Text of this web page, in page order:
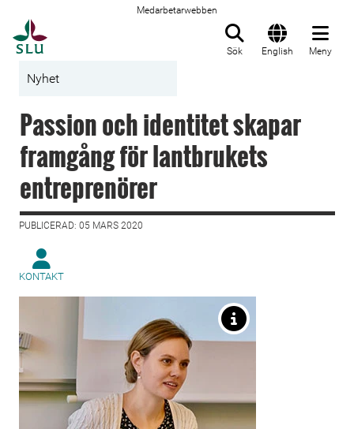
Medarbetarwebben
Sök English Meny
Nyhet
Passion och identitet skapar
framgång för lantbrukets
entreprenörer
PUBLICERAD: 05 MARS 2020
KONTAKT